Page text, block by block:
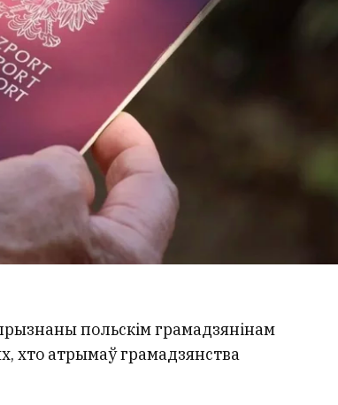
польскім грамадзянінам
хто атрымаў грамадзянства